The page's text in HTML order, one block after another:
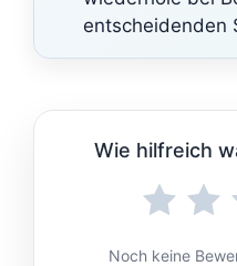
entscheidenden
Wie hilfreich
Noch keine